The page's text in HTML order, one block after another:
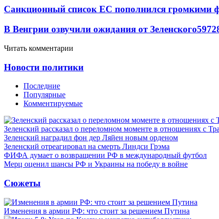
Санкционный список ЕС пополнился громкими
В Венгрии озвучили ожидания от Зеленского597
Читать комментарии
Новости политики
Последние
Популярные
Комментируемые
Зеленский рассказал о переломном моменте в отношениях с
Зеленский наградил фон дер Ляйен новым орденом
Зеленский отреагировал на смерть Линдси Грэма
ФИФА думает о возвращении РФ в международный футбол
Мерц оценил шансы РФ и Украины на победу в войне
Сюжеты
Изменения в армии РФ: что стоит за решением Путина